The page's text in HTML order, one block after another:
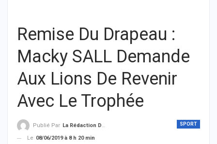
Remise Du Drapeau :
Macky SALL Demande
Aux Lions De Revenir
Avec Le Trophée
SPORT
Publié Par La Rédaction De THIEYSENEGAL.com
Le 08/06/2019 à 8 h 20 min